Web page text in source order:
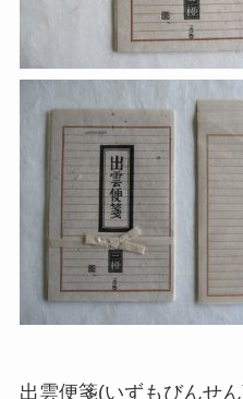
出雲便箋(いずもびんせ